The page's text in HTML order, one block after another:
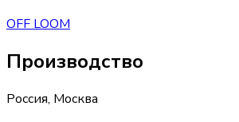
OFF LOOM
Производство
Россия, Москва